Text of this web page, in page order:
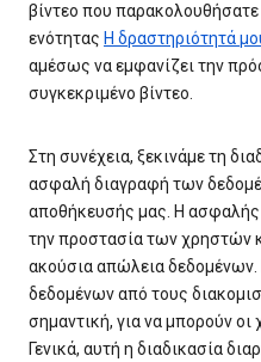
βίντεο που
ενότητας Η δραστηριότητά
αμέσως να εμφανίζει την
συγκεκριμένο βίντεο.
Στη συνέχεια, ξεκινάμε τη
ασφαλή διαγραφή των
αποθήκευσής μας. Η ασφαλής
την προστασία των χρηστών
ακούσια απώλεια
δεδομένων από τους
σημαντική, για να μπορούν
Γενικά, αυτή η διαδικασία